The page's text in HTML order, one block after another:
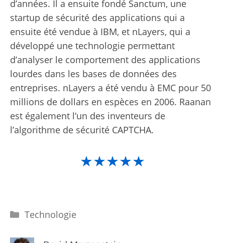
d’années. Il a ensuite fondé Sanctum, une
startup de sécurité des applications qui a
ensuite été vendue à IBM, et nLayers, qui a
développé une technologie permettant
d’analyser le comportement des applications
lourdes dans les bases de données des
entreprises. nLayers a été vendu à EMC pour 50
millions de dollars en espèces en 2006. Raanan
est également l’un des inventeurs de
l’algorithme de sécurité CAPTCHA.
★★★★★
Catégories
Technologie